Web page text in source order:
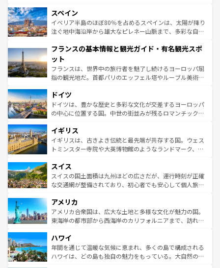
ろん、トスカーナの美しい田園風景やアマルフィ海岸の絶
景など、自然景観も見逃せない。観光の合間には、本場の
ピザやパスタなど、絶品のイタリア料理を堪能することも
ませてくれるイタリアで、忘れられない旅をしてみよう！
なお、新着のイタリア情報は
しい。
スペイン
イベリア半島のほぼ80％を占めるスペインは、太陽が降り
注ぐ地中海沿岸から雄大なピレネー山脈まで、多彩な自然
文化が根付くこの国では、情熱的なフラメンコ、熱気あふ
れる闘牛、そして美味しいタパスが生活の一部となってい
る。首都マドリードの洗練された雰囲気や、バルセロナの
アートに溢れた街角から、地方では古代ローマ遺跡や中世
せる。地方によって風土や気候が異なるスペインはその個
性で訪れる人を魅了する。 なお、新着のスペイン情報は コ
ンテンツ一覧を参照してほしい。
フランスの基本情報と観光ガイド・有名観光スポ
ット
フランスは、世界中の旅行者を魅了し続けるヨーロッパ屈
指の観光地だ。首都パリのエッフェル塔やルーブル美術館
で、幅広い魅力が詰まっている。華麗な宮殿、歴史的な大
聖堂、美しいビーチ、そして豊かな自然が、訪れる者を心
から魅了する。また、フランスは美食の国としても知ら
いる。シャンパンの発祥地であるランス、プロヴァンスの
香り高いラベンダー畑など、多彩な楽しみ方が可能だ。さ
らに、パリ以外の地域にも魅力が溢れており、どの街角に
れる地方に足を運ぶとそれぞれで全く異なる文化を体験で
きるだろう。 なお、新着のフランス情報はコンテンツ一覧
を参照してほしい。
ドイツ
ドイツは、豊かな歴史と多彩な文化が交差するヨーロッパ
の中心に位置する国。中世の街並みが残るロマンチック街
顔を持つこの国は、どこを歩いても飽きることがない。ベ
ルリンの文化的活気、バイエルン州のアルプスの絶景、そ
してライン川沿いのワイン畑といった風景は必見。ビール
は、お酒好きな人にはぜひ体験してほしい。 なお、新着の
ドイツ情報はコンテンツ一覧を参照してほしい。
イギリス
イギリスは、古きよき伝統と最先端が共存する国。ウェス
トミンスター寺院や大英博物館のようなランドマーク、歴
リアごとに異なる魅力がある。また、優雅なアフタヌーン
ティー、ビール好きにはたまらない英国パブ、サッカー観
戦など、本場だからこそできる体験も豊富。イギリスを旅
ンツ一覧を参照してほしい。
スイス
スイスの国土面積は九州ほどの広さだが、運行時刻が正確
な交通網が整備されており、初心者でも安心して個人旅行
の建物がそのまま残る町や、スイスならではのユニークな
博物館もあり、アルプス観光だけでなく町歩きも満喫する
ことができる。国民の所得が高いため物価も高いが、旅行
ば市内交通費無料で観光を楽しむこともできる。 なお、新
着のスイス情報はコンテンツ一覧 を参照してほしい。
アメリカ
アメリカ合衆国は、広大な土地と多様な文化が魅力の国。
東海岸の都市部から西海岸のカリフォルニアまで、訪れる
のような巨大都市は、観光、ショッピング、エンターテイ
ンメントが詰まった刺激的なスポットだ。一方、アメリカ
西部には大自然が広がり、グランドキャニオンやイエロー
ハワイ
年間を通じて温暖な気候に恵まれ、多くの島で構成される
ハワイは、どの島も独自の魅力をもっている。大自然の神